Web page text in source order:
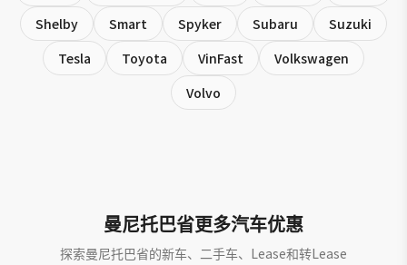
Shelby
Smart Spyker Subaru
Suzuki
Tesla
Toyota VinFast
Volkswagen
Volvo
曼尼托巴省更多汽车优惠
探索曼尼托巴省的新车、二手车、Lease和转Lease